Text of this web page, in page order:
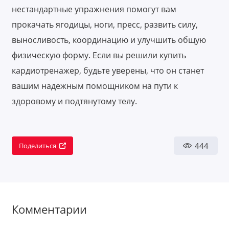
нестандартные упражнения помогут вам
прокачать ягодицы, ноги, пресс, развить силу,
выносливость, координацию и улучшить общую
физическую форму. Если вы решили купить
кардиотренажер, будьте уверены, что он станет
вашим надежным помощником на пути к
здоровому и подтянутому телу.
Поделиться 444
Комментарии